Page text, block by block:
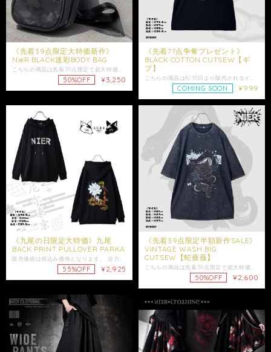
《先着39点限定大特価新作》
NieR BLACK迷彩BODY BAG
50%OFF ¥3,250
《先着77点争奪プレゼント》
BLACK COTTON CUTSEW【ギ
ブ】
COMING SOON ¥999
《九尾の日限定大特価》九尾
BACK PRINT PULLOVER PARKA
55%OFF ¥2,925
《先着39点限定半額新作SALE》
VINTAGE WASH BIG
CUTSEW【蛇薔薇】
50%OFF ¥2,600